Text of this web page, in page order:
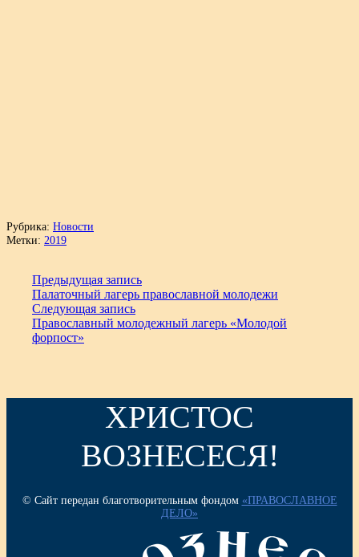
Рубрика: Новости
Метки: 2019
Предыдущая запись
Палаточный лагерь православной молодежи
Следующая запись
Православный молодежный лагерь «Молодой
форпост»
ХРИСТОС
ВОЗНЕСЕСЯ!
© Сайт передан благотворительным фондом «ПРАВОСЛАВНОЕ
ДЕЛО»